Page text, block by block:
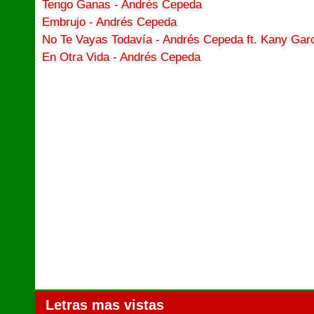
Tengo Ganas - Andrés Cepeda
Embrujo - Andrés Cepeda
No Te Vayas Todavía - Andrés Cepeda ft. Kany
En Otra Vida - Andrés Cepeda
Letras mas vistas